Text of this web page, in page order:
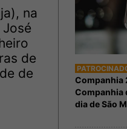
na
de
de
Companhia
Companhia
dia de São